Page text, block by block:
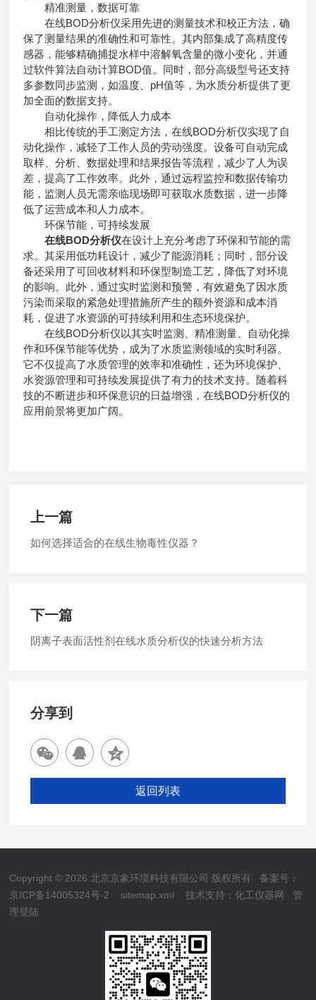
精准测量，数据可靠
在线BOD分析仪采用先进的测量技术和校正方法，确
保了测量结果的准确性和可靠性。其内部集成了高精度传
感器，能够精确捕捉水样中溶解氧含量的微小变化，并通
过软件算法自动计算BOD值。同时，部分高级型号还支持
多参数同步监测，如温度、pH值等，为水质分析提供了更
加全面的数据支持。
自动化操作，降低人力成本
相比传统的手工测定方法，在线BOD分析仪实现了自
动化操作，减轻了工作人员的劳动强度。设备可自动完成
取样、分析、数据处理和结果报告等流程，减少了人为误
差，提高了工作效率。此外，通过远程监控和数据传输功
能，监测人员无需亲临现场即可获取水质数据，进一步降
低了运营成本和人力成本。
环保节能，可持续发展
在线BOD分析仪在设计上充分考虑了环保和节能的需
求。其采用低功耗设计，减少了能源消耗；同时，部分设
备还采用了可回收材料和环保型制造工艺，降低了对环境
的影响。此外，通过实时监测和预警，有效避免了因水质
污染而采取的紧急处理措施所产生的额外资源和成本消
耗，促进了水资源的可持续利用和生态环境保护。
在线BOD分析仪以其实时监测、精准测量、自动化操
作和环保节能等优势，成为了水质监测领域的实时利器。
它不仅提高了水质管理的效率和准确性，还为环境保护、
水资源管理和可持续发展提供了有力的技术支持。随着科
技的不断进步和环保意识的日益增强，在线BOD分析仪的
应用前景将更加广阔。
上一篇
如何选择适合的在线生物毒性仪器？
下一篇
阴离子表面活性剂在线水质分析仪的快速分析方法
分享到
返回列表
Copyright © 2026 北京京象环境科技有限公司 版权所有 备案号：
京ICP备14005324号-2
sitemap.xml 技术支持：化工仪器网
管
理登陆